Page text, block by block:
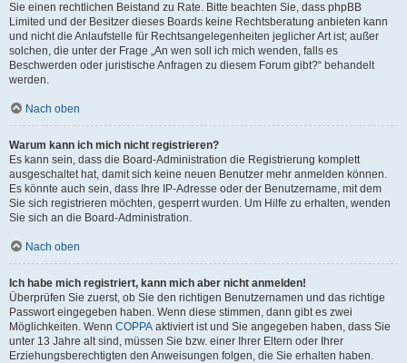
Sie einen rechtlichen Beistand zu Rate. Bitte beachten Sie, dass phpBB
Limited und der Besitzer dieses Boards keine Rechtsberatung anbieten kann
und nicht die Anlaufstelle für Rechtsangelegenheiten jeglicher Art ist; außer
solchen, die unter der Frage „An wen soll ich mich wenden, falls es
Beschwerden oder juristische Anfragen zu diesem Forum gibt?“ behandelt
werden.
Nach oben
Warum kann ich mich nicht registrieren?
Es kann sein, dass die Board-Administration die Registrierung komplett
ausgeschaltet hat, damit sich keine neuen Benutzer mehr anmelden können.
Es könnte auch sein, dass Ihre IP-Adresse oder der Benutzername, mit dem
Sie sich registrieren möchten, gesperrt wurden. Um Hilfe zu erhalten, wenden
Sie sich an die Board-Administration.
Nach oben
Ich habe mich registriert, kann mich aber nicht anmelden!
Überprüfen Sie zuerst, ob Sie den richtigen Benutzernamen und das richtige
Passwort eingegeben haben. Wenn diese stimmen, dann gibt es zwei
Möglichkeiten. Wenn COPPA aktiviert ist und Sie angegeben haben, dass Sie
unter 13 Jahre alt sind, müssen Sie bzw. einer Ihrer Eltern oder Ihrer
Erziehungsberechtigten den Anweisungen folgen, die Sie erhalten haben.